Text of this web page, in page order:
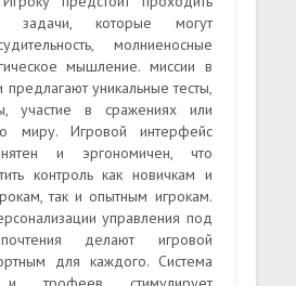
задачи, которые могут
молниеносные
мышление. миссии в
предлагают уникальные тесты,
участие в сражениях или
миру. Игровой интерфейс
и эргономичен, что
контроль как новичкам и
так и опытным игрокам.
управления под
делают игровой
для каждого. Система